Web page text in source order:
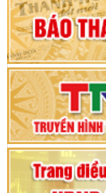
Bế
tỉnh